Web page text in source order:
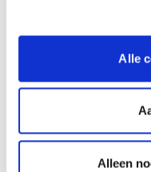
Alle
Alleen